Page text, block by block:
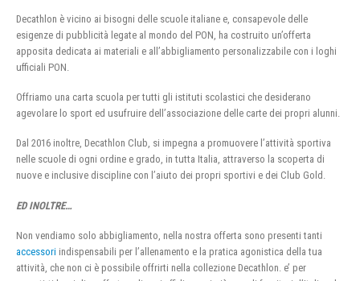
Decathlon è vicino ai bisogni delle scuole italiane e, consapevole delle
esigenze di pubblicità legate al mondo del PON, ha costruito un’offerta
apposita dedicata ai materiali e all’abbigliamento personalizzabile con i loghi
ufficiali PON.
Offriamo una carta scuola per tutti gli istituti scolastici che desiderano
agevolare lo sport ed usufruire dell’associazione delle carte dei propri alunni.
Dal 2016 inoltre, Decathlon Club, si impegna a promuovere l’attività sportiva
nelle scuole di ogni ordine e grado, in tutta Italia, attraverso la scoperta di
nuove e inclusive discipline con l’aiuto dei propri sportivi e dei Club Gold.
ED INOLTRE…
Non vendiamo solo abbigliamento, nella nostra offerta sono presenti tanti
accessori indispensabili per l’allenamento e la pratica agonistica della tua
attività, che non ci è possibile offrirti nella collezione Decathlon. e’ per